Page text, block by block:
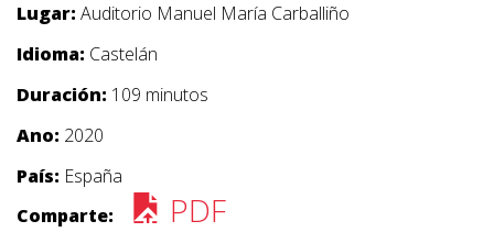
Lugar: Auditorio Manuel María Carballiño
Idioma: Castelán
Duración: 109 minutos
Ano: 2020
País: España
Comparte:
PDF